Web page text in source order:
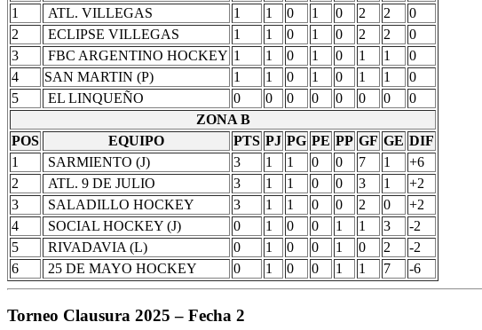
1
ATL. VILLEGAS 1 1 0 1 0 2 2
0
2
ECLIPSE VILLEGAS 1 1 0 1 0 2 2
0
3
FBC ARGENTINO HOCKEY 1 1 0 1 0 1 1
0
4
SAN MARTIN (P) 1 1 0 1 0 1 1
0
5
EL LINQUEÑO 0 0 0 0 0 0 0
0
ZONA B
POS
EQUIPO PTS PJ PG PE PP GF GE DIF
1
SARMIENTO (J) 3 1 1 0 0 7 1
+6
2
ATL. 9 DE JULIO 3 1 1 0 0 3 1
+2
3
SALADILLO HOCKEY 3 1 1 0 0 2 0
+2
4
SOCIAL HOCKEY (J) 0 1 0 0 1 1 3
-2
5
RIVADAVIA (L) 0 1 0 0 1 0 2
-2
6
25 DE MAYO HOCKEY 0 1 0 0 1 1 7 -6
Torneo Clausura 2025 – Fecha 2